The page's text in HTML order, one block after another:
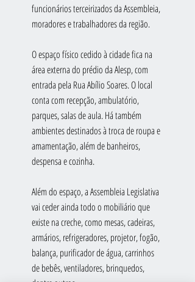
funcionários terceirizados da Assembleia,
moradores e trabalhadores da região.
O espaço físico cedido à cidade fica na
área externa do prédio da Alesp, com
entrada pela Rua Abílio Soares. O local
conta com recepção, ambulatório,
parques, salas de aula. Há também
ambientes destinados à troca de roupa e
amamentação, além de banheiros,
despensa e cozinha.
Além do espaço, a Assembleia Legislativa
vai ceder ainda todo o mobiliário que
existe na creche, como mesas, cadeiras,
armários, refrigeradores, projetor, fogão,
balança, purificador de água, carrinhos
de bebês, ventiladores, brinquedos,